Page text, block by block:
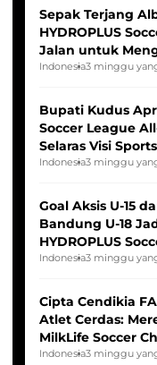
Sepak Terjang
HYDROPLUS
Jalan untuk
Indonesia Putri
Indonesia3 minggu
Bupati Kudus
Soccer League
Selaras Visi
Indonesia3 minggu
Goal Aksis U-15
Bandung U-18
HYDROPLUS
2025/2026
Indonesia3 minggu
Cipta Cendikia
Atlet Cerdas:
MilkLife Soccer
HYDROPLUS
Indonesia3 minggu